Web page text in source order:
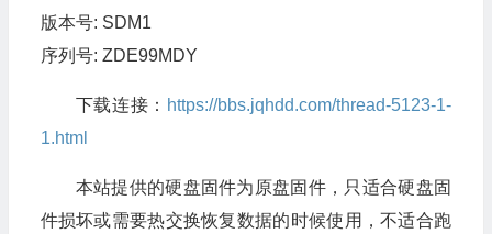
版本号: SDM1
序列号: ZDE99MDY
下载连接： https://bbs.jqhdd.com/thread-5123-1-
1.html
本站提供的硬盘固件为原盘固件，只适合硬盘固
件损坏或需要热交换恢复数据的时候使用，不适合跑